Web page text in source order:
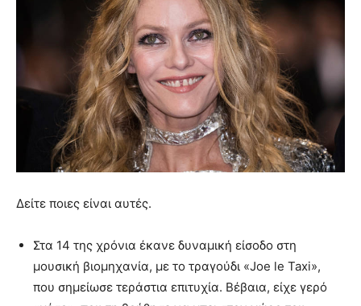
Δείτε ποιες είναι αυτές.
Στα 14 της χρόνια έκανε δυναμική είσοδο στη
μουσική βιομηχανία, με το τραγούδι «Joe le Taxi»,
που σημείωσε τεράστια επιτυχία. Βέβαια, είχε γερό